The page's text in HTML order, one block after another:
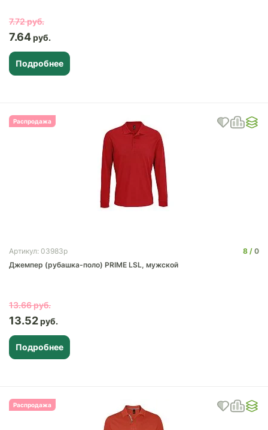
7.72
7.64
Подробнее
Распродажа
Артикул: 03983p 8
0
Джемпер (рубашка-поло) PRIME LSL, мужской
13.66
13.52
Подробнее
Распродажа